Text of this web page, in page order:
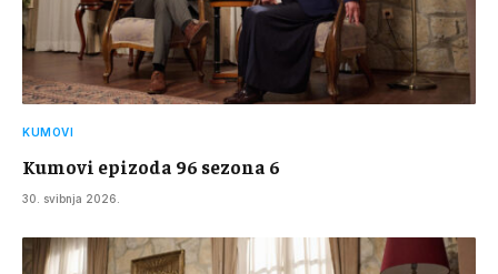
KUMOVI
Kumovi epizoda 96 sezona 6
30. svibnja 2026.